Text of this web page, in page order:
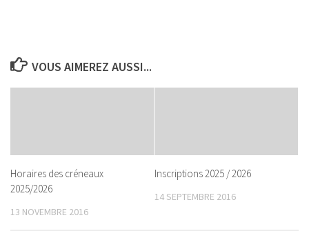
VOUS AIMEREZ AUSSI...
Horaires des créneaux
2025/2026
13 NOVEMBRE 2016
Inscriptions 2025 / 2026
14 SEPTEMBRE 2016